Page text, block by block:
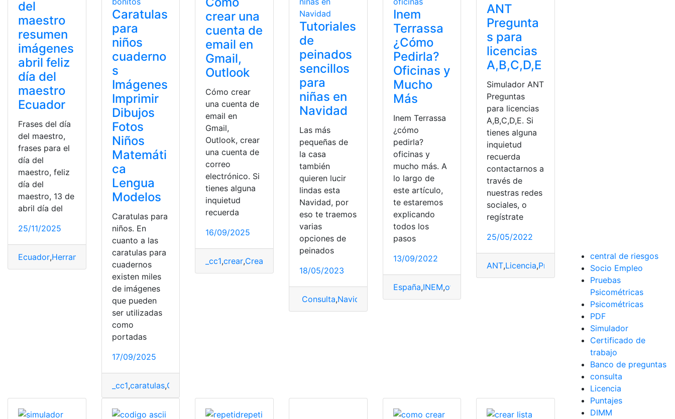
del
maestro
resumen
imágenes
abril feliz
día del
maestro
Ecuador
Frases del día
del maestro,
frases para el
día del
maestro, feliz
día del
maestro, 13 de
abril día del
25/11/2025
Ecuador,Herramientas Ecuador,Ministerio de Educación,top1,Tutoriales
Caratulas
para
niños
cuaderno
s
Imágenes
Imprimir
Dibujos
Fotos
Niños
Matemáti
ca
Lengua
Modelos
Caratulas para
niños. En
cuanto a las
caratulas para
cuadernos
existen miles
de imágenes
que pueden
ser utilizadas
como
portadas
17/09/2025
_cc1,caratulas,Carátulas
crear una
cuenta de
email en
Gmail,
Outlook
Cómo crear
una cuenta de
email en
Gmail,
Outlook, crear
una cuenta de
correo
electrónico. Si
tienes alguna
inquietud
recuerda
16/09/2025
_cc1,crear,Crear cuenta redes sociales,Tutoriales
Tutoriales
de
peinados
sencillos
para
niñas en
Navidad
Las más
pequeñas de
la casa
también
quieren lucir
lindas esta
Navidad, por
eso te traemos
varias
opciones de
peinados
18/05/2023
Consulta,Navidad Niñas,Sencillos,Tutoriales
Inem
Terrassa
¿Cómo
Pedirla?
Oficinas y
Mucho
Más
Inem Terrassa
¿cómo
pedirla?
oficinas y
mucho más. A
lo largo de
este artículo,
te estaremos
explicando
todos los
pasos
13/09/2022
España,INEM,oficinas Tutoriales
ANT
Pregunta
s para
licencias
A,B,C,D,E
Simulador ANT
Preguntas
para licencias
A,B,C,D,E. Si
tienes alguna
inquietud
recuerda
contactarnos a
través de
nuestras redes
sociales, o
regístrate
25/05/2022
ANT,Licencia,Preguntas Simulador,Tutoriales
central de riesgos
Socio Empleo
Pruebas
Psicométricas
Psicométricas
PDF
Simulador
Certificado de
trabajo
Banco de preguntas
consulta
Licencia
Puntajes
DIMM